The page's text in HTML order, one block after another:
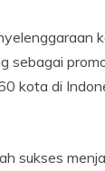
sebagai
kota di
sukses